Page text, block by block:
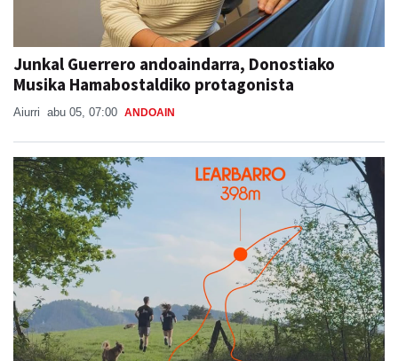
Junkal Guerrero andoaindarra, Donostiako
Musika Hamabostaldiko protagonista
Aiurri abu 05, 07:00 ANDOAIN